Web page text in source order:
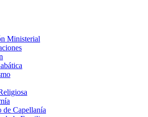
Ministerial
de Capellanía